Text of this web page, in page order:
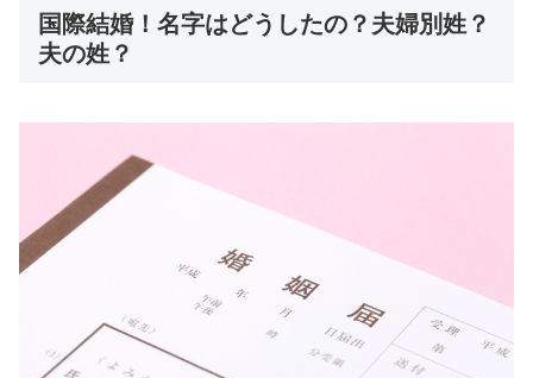
国際結婚！名字はどうしたの？夫婦別姓？
夫の姓？